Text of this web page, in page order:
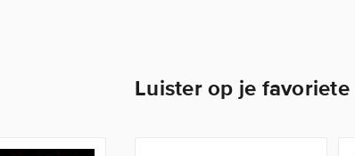
Luister op je favoriete